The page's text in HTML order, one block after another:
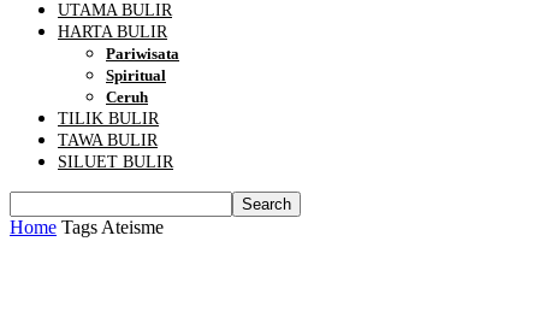
UTAMA BULIR
HARTA BULIR
Pariwisata
Spiritual
Ceruh
TILIK BULIR
TAWA BULIR
SILUET BULIR
Home Tags Ateisme